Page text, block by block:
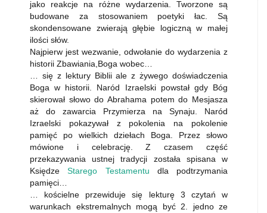
jako reakcje na różne wydarzenia. Tworzone są
budowane za stosowaniem poetyki łac. Są
skondensowane zwierają głębie logiczną w małej
ilości słów.
Najpierw jest wezwanie, odwołanie do wydarzenia z
historii Zbawiania,Boga wobec…
… się z lektury Biblii ale z żywego doświadczenia
Boga w historii. Naród Izraelski powstał gdy Bóg
skierował słowo do Abrahama potem do Mesjasza
aż do zawarcia Przymierza na Synaju. Naród
Izraelski pokazywał z pokolenia na pokolenie
pamięć po wielkich dziełach Boga. Przez słowo
mówione i celebrację. Z czasem część
przekazywania ustnej tradycji została spisana w
KsiędzeStarego Testamentu dla podtrzymania
pamięci…
… kościelne przewiduje się lekturę 3 czytań w
warunkach ekstremalnych mogą być 2. jedno ze